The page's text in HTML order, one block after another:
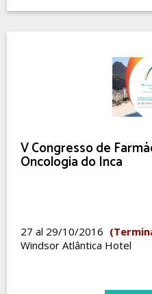
V Congresso de
Oncologia do Inca
27 al 29/10/2016
Windsor Atlântica Hotel